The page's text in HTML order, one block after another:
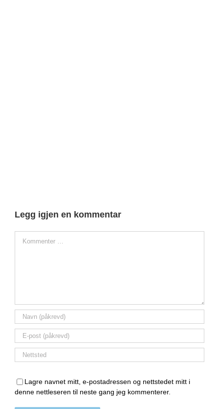
Legg igjen en kommentar
Lagre navnet mitt, e-postadressen og nettstedet mitt i
denne nettleseren til neste gang jeg kommenterer.